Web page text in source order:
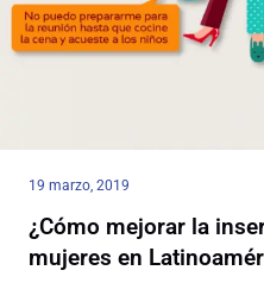
19 marzo, 2019
¿Cómo mejorar la
mujeres en